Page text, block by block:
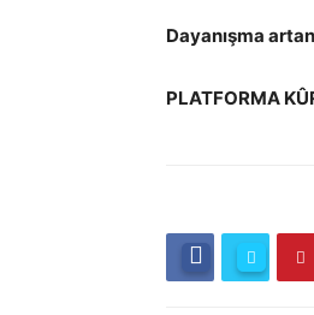
Dayanışma
PLATFORMA